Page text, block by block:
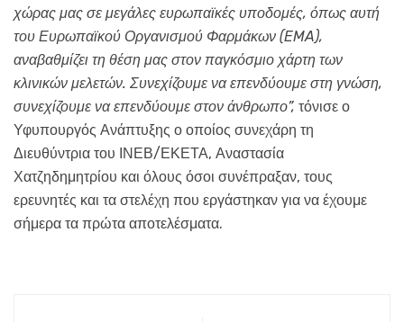
χώρας μας σε μεγάλες ευρωπαϊκές υποδομές, όπως αυτή
του Ευρωπαϊκού Οργανισμού Φαρμάκων (EMA),
αναβαθμίζει τη θέση μας στον παγκόσμιο χάρτη των
κλινικών μελετών. Συνεχίζουμε να επενδύουμε στη γνώση,
συνεχίζουμε να επενδύουμε στον άνθρωπο”, τόνισε ο
Υφυπουργός Ανάπτυξης ο οποίος συνεχάρη τη
Διευθύντρια του ΙΝΕΒ/ΕΚΕΤΑ, Αναστασία
Χατζηδημητρίου και όλους όσοι συνέπραξαν, τους
ερευνητές και τα στελέχη που εργάστηκαν για να έχουμε
σήμερα τα πρώτα αποτελέσματα.